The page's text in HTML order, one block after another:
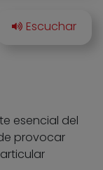
esencial del
provocar